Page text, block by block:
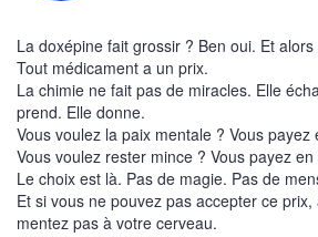
La doxépine fait grossir ? Ben oui. Et alors
Tout médicament a un prix.
La chimie ne fait pas de miracles. Elle
prend. Elle donne.
Vous voulez la paix mentale ? Vous payez
Vous voulez rester mince ? Vous payez en
Le choix est là. Pas de magie. Pas de
Et si vous ne pouvez pas accepter ce
mentez pas à votre cerveau.